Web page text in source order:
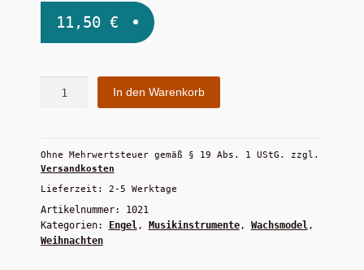
Warenkorb
Zahlungsarten
11,50 €
In den Warenkorb
Ohne Mehrwertsteuer gemäß § 19 Abs. 1 UStG.
zzgl.
Versandkosten
Lieferzeit: 2-5 Werktage
Artikelnummer:
1021
Kategorien:
Engel, Musikinstrumente, Wachsmodel,
Weihnachten